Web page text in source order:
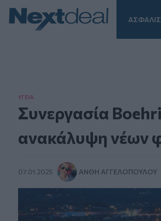
ΥΓΕΙΑ
Συνεργασία
ανακάλυψη νέων
07.01.2025 ΑΝΘΉ ΑΓΓΕΛΟΠΟΎΛΟΥ